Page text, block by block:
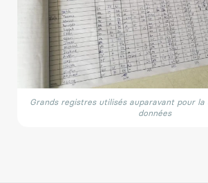
Grands registres utilisés auparavant pour la
données